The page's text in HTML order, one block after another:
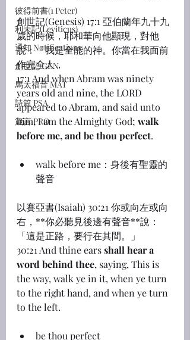
彼得前書(1 Peter)
利未記(Leviticus)
通知 Notifications
創世記 GEN
馬太福音 MAT
詩篇 PSA
箴言 PRO
創世記(Genesis) 17:1 亞伯蘭年九十九
歲的時候，耶和華向他顯現，對他
說：「我是全能的神。你當在我面前
作完全人，
17:1 And when Abram was ninety
years old and nine, the LORD
appeared to Abram, and said unto
him, I am the Almighty God; walk
before me, and be thou perfect.
walk before me：身後有聖靈的
聲音
以賽亞書(Isaiah) 30:21 你或向左或向
右，**你必聽見後邊有聲音**說：
「這是正路，要行在其間。」
30:21 And thine ears shall hear a
word behind thee, saying, This is
the way, walk ye in it, when ye turn
to the right hand, and when ye turn
to the left.
be thou perfect